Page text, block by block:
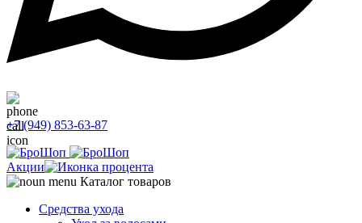
+7 (949) 853-63-87
Акции
Каталог товаров
Средства ухода